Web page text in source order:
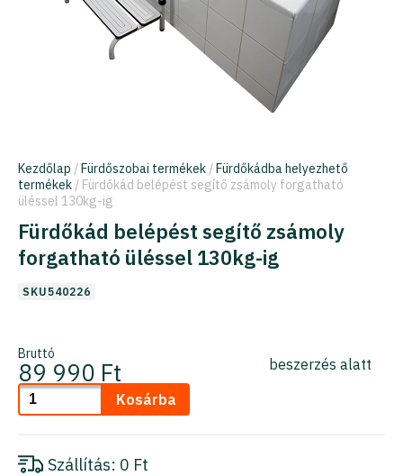
Kezdőlap /Fürdőszobai termékek /Fürdőkádba helyezhető
termékek / Fürdőkád belépést segítő zsámoly forgatható
üléssel 130kg-ig
Fürdőkád belépést segítő zsámoly
forgatható üléssel 130kg-ig
SKU540226
Bruttó
89 990 Ft
beszerzés alatt
Kosárba
Szállítás: 0 Ft